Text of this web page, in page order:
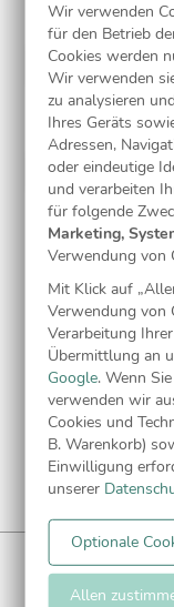
Eckenform:
normale Ecken
Laminierung:
ohne (inkl.)
Wir verwenden
für den Betrieb
Cookies werden
Wir verwenden
zu analysieren
Ihres Geräts
Adressen,
oder eindeutige
und verarbeiten
für folgende
Marketing,
Verwendung von
Mit Klick auf
Verwendung von
Verarbeitung
Übermittlung an
Google. Wenn
verwenden wir
Cookies und
B. Warenkorb)
Einwilligung
unserer
Optionale
Allen